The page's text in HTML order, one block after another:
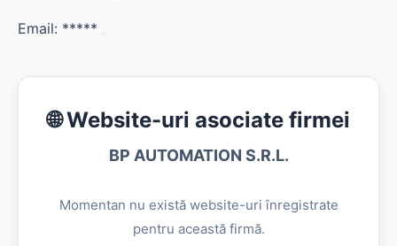
Email: *****
🌐 Website-uri asociate firmei
BP AUTOMATION S.R.L.
Momentan nu există website-uri înregistrate
pentru această firmă.